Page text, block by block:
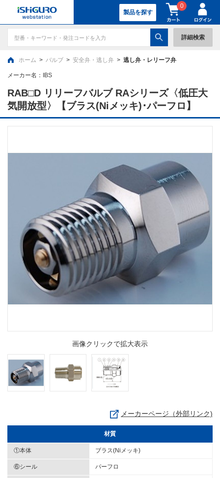
製品を探す
0
詳細検索
ホーム > バルブ > 安全弁・逃し弁 > 逃し弁・レリーフ弁
メーカー名： IBS
RAB□D リリーフバルブ RAシリーズ〈低圧大
気開放型〉【ブラス(Niメッキ)･パーフロ】
画像クリックで拡大表示
メーカーページ（外部リンク)
材質
①本体 ブラス(Niメッキ)
⑥シール パーフロ